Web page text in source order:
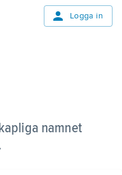
Logga in
namnet